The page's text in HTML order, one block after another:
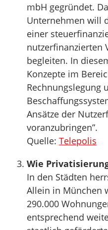
mbH gegründet.
Unternehmen will
einer
nutzerfinanzierten
begleiten. In
Konzepte im
Rechnungslegung
Ansätze der
voranzubringen”.
Quelle: Telepolis
Wie
In den Städten
Allein in München
290.000
entsprechend